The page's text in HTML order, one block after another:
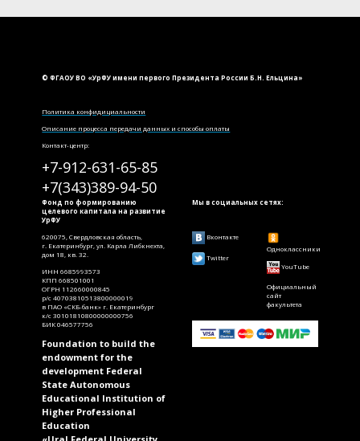
© ФГАОУ ВО «УрФУ имени первого Президента России Б.Н. Ельцина»
Политика конфидициальности
Описание процесса передачи данных и способы оплаты
Контакт-центр:
+7-912-631-65-85
+7(343)389-94-50
Фонд по формированию
целевого капитала на развитие
УрФУ
620075, Свердловская область,
г. Екатеринбург, ул. Карла Либкнехта,
дом 18, кв. 32.
ИНН 6685993573
КПП 668501001
ОГРН 112660000845
р/с 40703810513800000019
в ПАО «СКБ-банк» г. Екатеринбург
к/с 30101810800000000756
БИК 046577756
Foundation to build the
endowment for the
development Federal
State Autonomous
Educational Institution of
Higher Professional
Education
Мы в социальных сетях:
Вконтакте
Twitter
Одноклассники
YouTube
Официальный
сайт
факультета